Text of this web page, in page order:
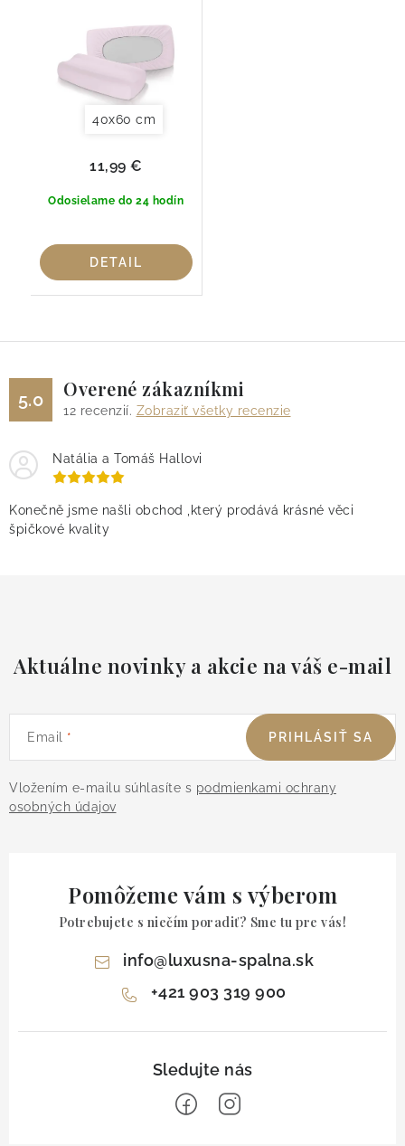
40x60 cm
Odosielame do 24 hodín
11,99 €
DETAIL
5.0 Overené zákazníkmi
12 recenzií. Zobraziť všetky recenzie
Natália a Tomáš Hallovi
Konečně jsme našli obchod ,který prodává krásné věci
špičkové kvality
Aktuálne novinky a akcie na váš e-mail
Email
Vložením e-mailu súhlasíte s podmienkami ochrany
osobných údajov
PRIHLÁSIŤ SA
Pomôžeme vám s výberom
Potrebujete s niečím poradiť? Sme tu pre vás!
info@luxusna-spalna.sk
+421 903 319 900